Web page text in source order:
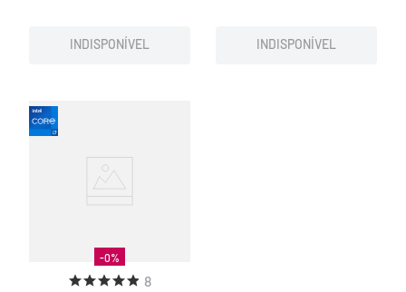
INDISPONÍVEL INDISPONÍVEL
-0%
8